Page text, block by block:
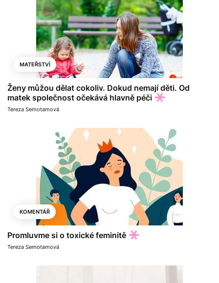
MATEŘSTVÍ
Ženy můžou dělat cokoliv. Dokud nemají děti. Od
matek společnost očekává hlavně péči
Tereza Semotamová
KOMENTÁŘ
Promluvme si o toxické feminitě
Tereza Semotamová